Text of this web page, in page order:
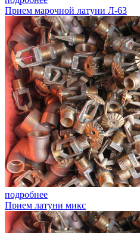
Прием марочной латуни Л-63
подробнее
Прием латуни микс